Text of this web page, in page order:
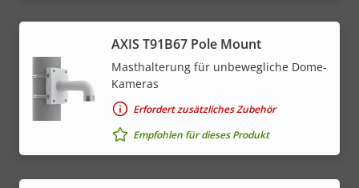
AXIS T91B67 Pole Mount
Masthalterung für unbewegliche Dome-
Kameras
Erfordert zusätzliches Zubehör
Empfohlen für dieses Produkt